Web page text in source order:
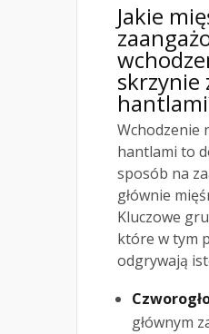
Jakie
skrzynie
Wchodzenie
hantlami to
sposób na
głównie
Kluczowe
które w tym
odgrywają
głównym